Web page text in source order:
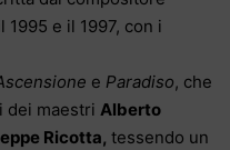
1995 e il 1997, con i
e Paradiso, che
dei maestri Alberto
Ricotta, tessendo un